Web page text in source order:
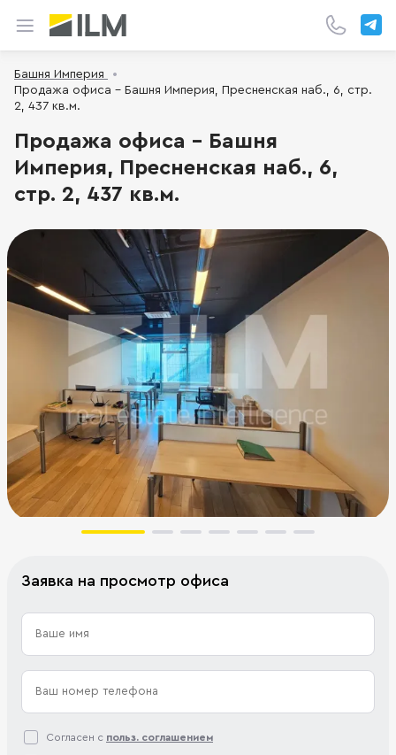
Башня Империя
Продажа офиса - Башня Империя, Пресненская наб., 6, стр.
2, 437 кв.м.
Продажа офиса - Башня
Империя, Пресненская наб., 6,
стр. 2, 437 кв.м.
Заявка на просмотр офиса
Согласен с польз. соглашением